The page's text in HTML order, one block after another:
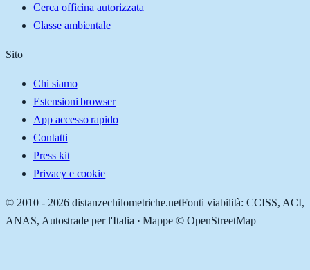
Cerca officina autorizzata
Classe ambientale
Sito
Chi siamo
Estensioni browser
App accesso rapido
Contatti
Press kit
Privacy e cookie
© 2010 - 2026 distanzechilometriche.netFonti viabilità: CCISS, ACI,
ANAS, Autostrade per l'Italia · Mappe © OpenStreetMap